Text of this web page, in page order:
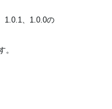
1.0.1、1.0.0の
。